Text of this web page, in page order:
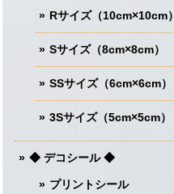
Rサイズ（10cm×10cm）
Sサイズ（8cm×8cm）
SSサイズ（6cm×6cm）
3Sサイズ（5cm×5cm）
◆ デコシール ◆
プリントシール